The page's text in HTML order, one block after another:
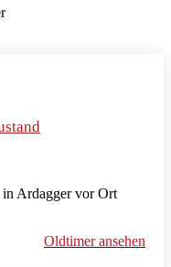
Ardagger vor Ort
Oldtimer ansehen